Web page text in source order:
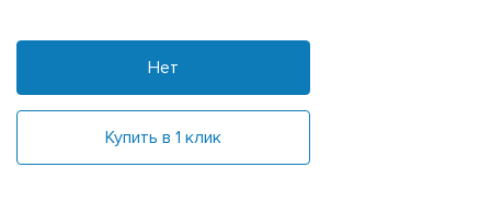
Нет
Купить в 1 клик